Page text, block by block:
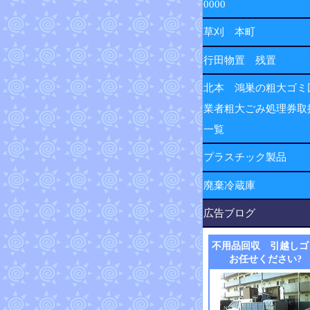
0000
草刈 本町
行田物置 残置
北本 鴻巣の粗大ゴミ
業者粗大ごみ処理券取
一覧
プラスチック製品
廃棄冷蔵庫
広告ブログ
不用品回収 引越しゴ
お任せください?